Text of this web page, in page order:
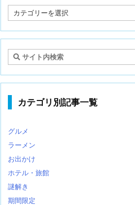
事
テ
リ
カテゴリ別記事一覧
グルメ
ラーメン
お出かけ
ホテル・旅館
謎解き
期間限定